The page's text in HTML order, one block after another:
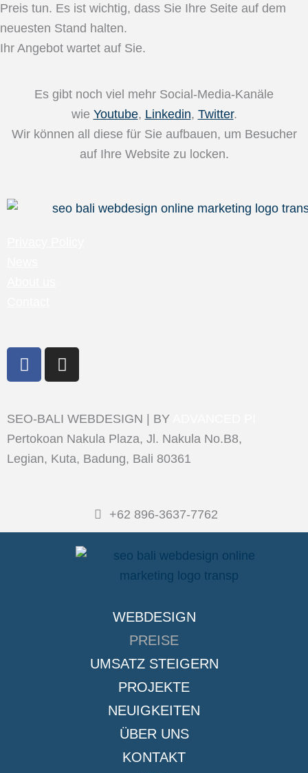
Preis tun. Es ist wichtig, dass Sie Ihre Seite auf dem
neuesten Stand halten.
Ihr Angebot wartet auf Sie.
Es gibt noch viel mehr Social-Media-Kanäle
wie Youtube, Linkedin, Twitter.
Wir können all diese für Sie aufbauen, um Besucher
auf Ihre Website zu locken.
F
a
b
o
o
I
n
a
g
r
SEO-BALI WEBDESIGN | BY
Pertokoan Nakula Plaza, Jl. Nakula No.B8,
Legian, Kuta, Badung, Bali 80361
+62 896-3637-7762
WEBDESIGN
PREISE
UMSATZ STEIGERN
PROJEKTE
NEUIGKEITEN
ÜBER UNS
KONTAKT